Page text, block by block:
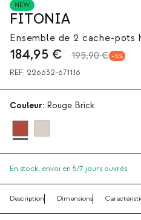
NEW
FITONIA
Ensemble de 2 cache-pots
184,95 € 195,90 € 5
REF: 226632-671116
Couleur: Rouge Brick
En stock, envoi en 5/7 jours ouvrés
Description Dimensions